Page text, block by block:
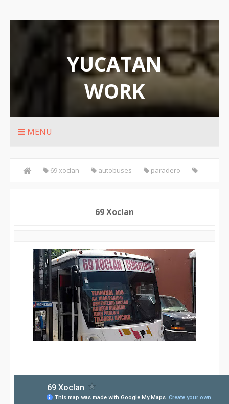
YUCATAN
WORK
Rutas de transporte urbanos de Merida
MENU
69 xoclan autobuses paradero
69 Xoclan